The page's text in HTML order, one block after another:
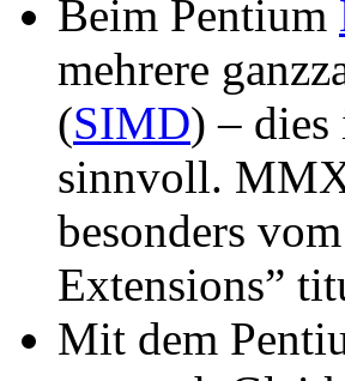
Beim Pentium
mehrere
(SIMD) –
sinnvoll.
besonders vom
Extensions”
Mit dem